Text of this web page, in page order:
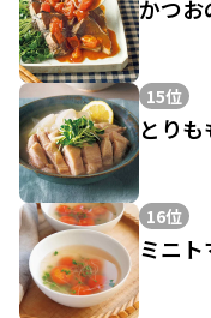
かつお
15位
とり
16位
ミニ